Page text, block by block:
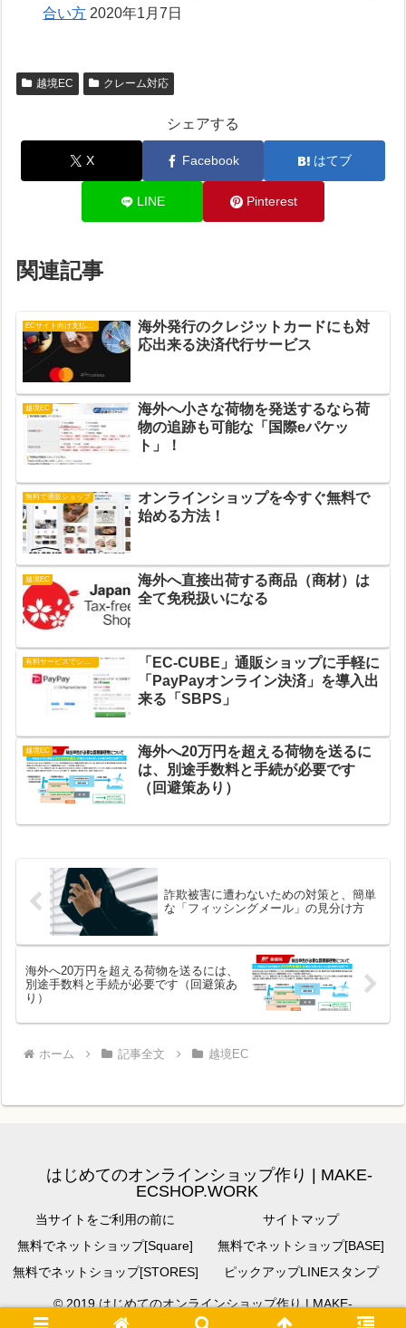
合い方 2020年1月7日
越境EC クレーム対応
シェアする
X Facebook はてブ
LINE Pinterest
関連記事
ECサイト向け支払い方法
海外発行のクレジットカードにも対
応出来る決済代行サービス
越境EC
海外へ小さな荷物を発送するなら荷
物の追跡も可能な「国際eパケッ
ト」！
無料で通販ショップ
オンラインショップを今すぐ無料で
始める方法！
越境EC
海外へ直接出荷する商品（商材）は
全て免税扱いになる
有料サービスでショップ運営
「EC-CUBE」通販ショップに手軽に
「PayPayオンライン決済」を導入出
来る「SBPS」
越境EC
海外へ20万円を超える荷物を送るに
は、別途手数料と手続が必要です
（回避策あり）
詐欺被害に遭わないための対策と、簡単
な「フィッシングメール」の見分け方
海外へ20万円を超える荷物を送るには、
別途手数料と手続が必要です（回避策あ
り）
ホーム 記事全文 越境EC
はじめてのオンラインショップ作り | MAKE-
ECSHOP.WORK
当サイトをご利用の前に
サイトマップ
無料でネットショップ[Square]
無料でネットショップ[BASE]
無料でネットショップ[STORES]
ピックアップLINEスタンプ
© 2019 はじめてのオンラインショップ作り | MAKE-